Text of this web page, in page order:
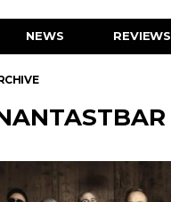
NEWS REVIEWS